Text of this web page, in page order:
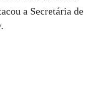
a Secretária de